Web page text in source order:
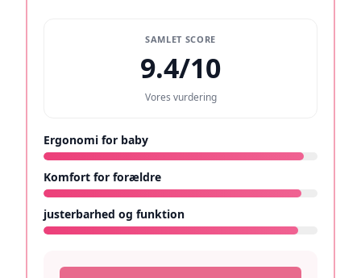
SAMLET SCORE
9.4/10
Vores vurdering
Ergonomi for baby
Komfort for forældre
justerbarhed og funktion